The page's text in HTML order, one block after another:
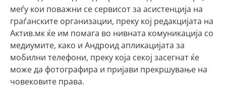
меѓу кои поважни се сервисот за асистенција на
граѓанските организации, преку кој редакцијата на
Актив.мк ќе им помага во нивната комуникација со
медиумите, како и Андроид апликацијата за
мобилни телефони, преку која секој засегнат ќе
може да фотографира и пријави прекршување на
човековите права.